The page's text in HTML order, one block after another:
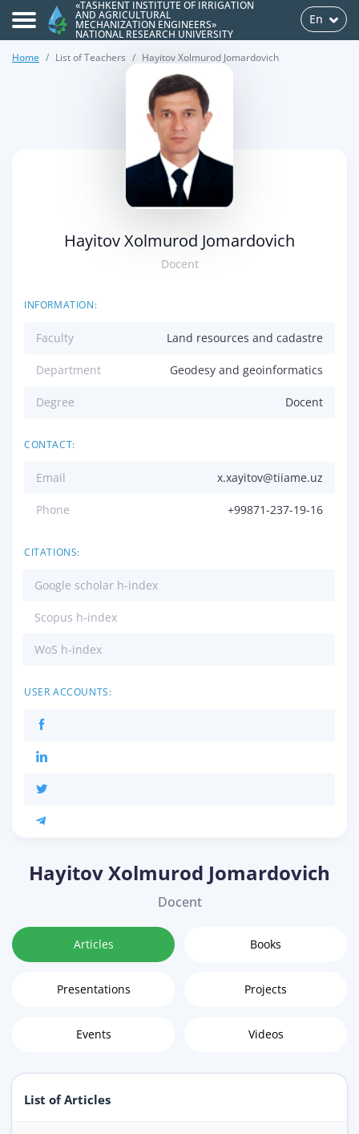
«TASHKENT INSTITUTE OF IRRIGATION
AND AGRICULTURAL
MECHANIZATION ENGINEERS»
NATIONAL RESEARCH UNIVERSITY
En
Home List of Teachers Hayitov Xolmurod Jomardovich
Hayitov Xolmurod Jomardovich
Docent
INFORMATION:
Faculty Land resources and cadastre
Department Geodesy and geoinformatics
Degree Docent
CONTACT:
Email x.xayitov@tiiame.uz
Phone +99871-237-19-16
CITATIONS:
Google scholar h-index
Scopus h-index
WoS h-index
USER ACCOUNTS:
Hayitov Xolmurod Jomardovich
Docent
Articles Books
Presentations Projects
Events Videos
List of Articles